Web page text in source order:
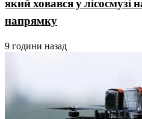
який ховався у лісосмузі
напрямку
9 години назад